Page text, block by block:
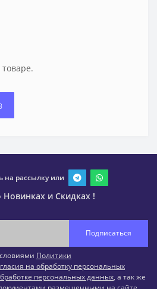
на рассылку или
и Скидках !
Подписаться
Политики
на обработку персональных
персональных данных, а так же